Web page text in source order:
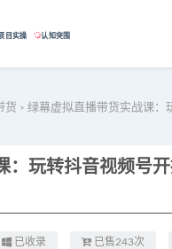
目实操 认知突围
货 > 绿幕虚拟直播带货实战课：
已收录 已售243次